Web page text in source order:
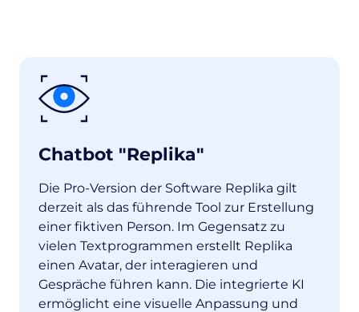
Chatbot "Replika"
Die Pro-Version der Software Replika gilt
derzeit als das führende Tool zur Erstellung
einer fiktiven Person. Im Gegensatz zu
vielen Textprogrammen erstellt Replika
einen Avatar, der interagieren und
Gespräche führen kann. Die integrierte KI
ermöglicht eine visuelle Anpassung und